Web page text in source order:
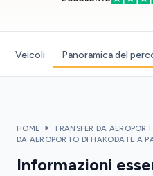
Veicoli Panoramica del
HOME TRANSFER DA
DA AEROPORTO DI HAKODATE A
Informazioni